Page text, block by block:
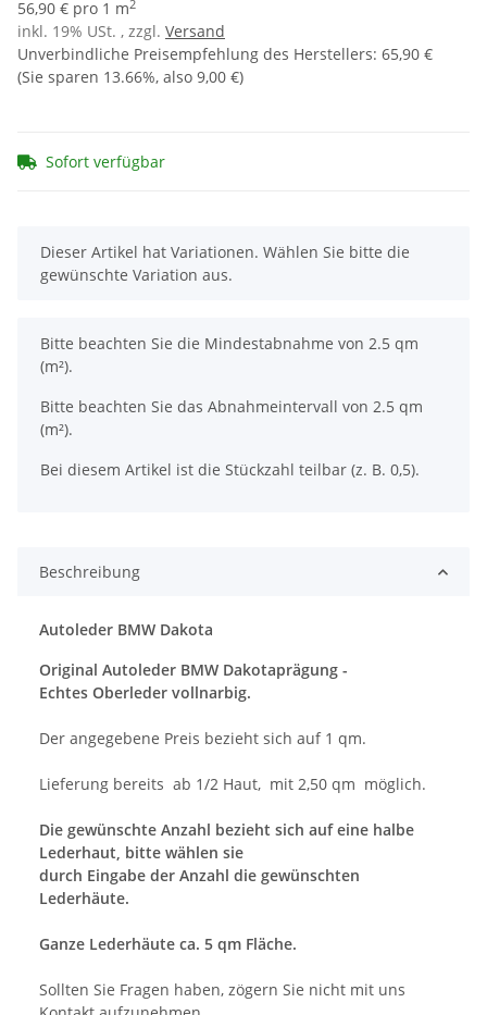
56,90 € pro 1 m2
inkl. 19% USt. , zzgl. Versand
Unverbindliche Preisempfehlung des Herstellers: 65,90 €
(Sie sparen 13.66%, also 9,00 €)
Sofort verfügbar
x
Dieser Artikel hat Variationen. Wählen Sie bitte die
gewünschte Variation aus.
x
Bitte beachten Sie die Mindestabnahme von 2.5 qm
(m²).
Bitte beachten Sie das Abnahmeintervall von 2.5 qm
(m²).
Bei diesem Artikel ist die Stückzahl teilbar (z. B. 0,5).
Beschreibung
Autoleder BMW Dakota
Original Autoleder BMW Dakotaprägung -
Echtes Oberleder vollnarbig.
Der angegebene Preis bezieht sich auf 1 qm.
Lieferung bereits ab 1/2 Haut, mit 2,50 qm möglich.
Die gewünschte Anzahl bezieht sich auf eine halbe
Lederhaut, bitte wählen sie
durch Eingabe der Anzahl die gewünschten
Lederhäute.
Ganze Lederhäute ca. 5 qm Fläche.
Sollten Sie Fragen haben, zögern Sie nicht mit uns